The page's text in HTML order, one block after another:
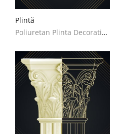
Plintă
Poliuretan Plinta Decoratiuni Casa